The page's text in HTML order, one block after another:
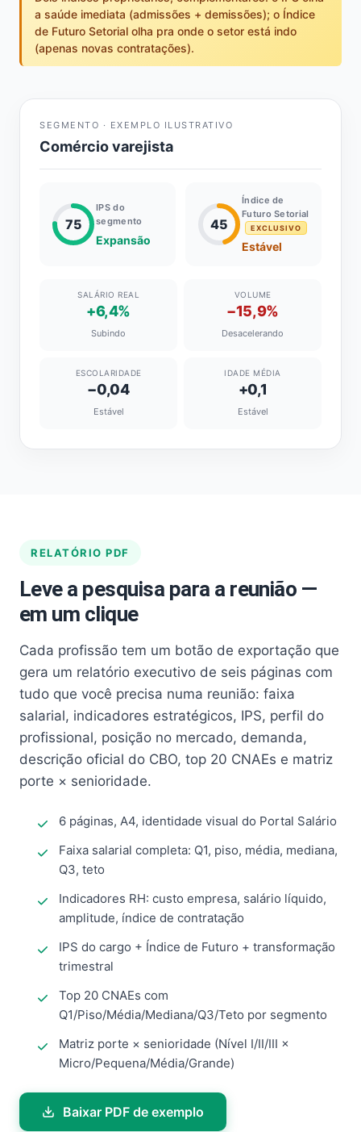
a saúde imediata (admissões + demissões); o Índice
de Futuro Setorial olha pra onde o setor está indo
(apenas novas contratações).
SEGMENTO · EXEMPLO ILUSTRATIVO
Comércio varejista
75
IPS do
segmento
Expansão
45
Índice de
Futuro Setorial
EXCLUSIVO
Estável
SALÁRIO REAL
+6,4%
Subindo
VOLUME
−15,9%
Desacelerando
ESCOLARIDADE
−0,04
Estável
IDADE MÉDIA
+0,1
Estável
RELATÓRIO PDF
Leve a pesquisa para a reunião —
em um clique
Cada profissão tem um botão de exportação que
gera um relatório executivo de seis páginas com
tudo que você precisa numa reunião: faixa
salarial, indicadores estratégicos, IPS, perfil do
profissional, posição no mercado, demanda,
descrição oficial do CBO, top 20 CNAEs e matriz
porte × senioridade.
6 páginas, A4, identidade visual do Portal Salário
Faixa salarial completa: Q1, piso, média, mediana,
Q3, teto
Indicadores RH: custo empresa, salário líquido,
amplitude, índice de contratação
IPS do cargo + Índice de Futuro + transformação
trimestral
Top 20 CNAEs com
Q1/Piso/Média/Mediana/Q3/Teto por segmento
Matriz porte × senioridade (Nível I/II/III ×
Micro/Pequena/Média/Grande)
Baixar PDF de exemplo